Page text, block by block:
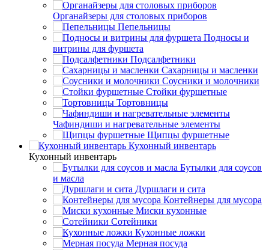
Органайзеры для столовых приборов
Пепельницы
Подносы и
витрины для фуршета
Подсалфетники
Сахарницы и масленки
Соусники и молочники
Стойки фуршетные
Тортовницы
Чафиндиши и нагревательные элементы
Щипцы фуршетные
Кухонный инвентарь
Кухонный инвентарь
Бутылки для соусов
и масла
Дуршлаги и сита
Контейнеры для мусора
Миски кухонные
Сотейники
Кухонные ложки
Мерная посуда